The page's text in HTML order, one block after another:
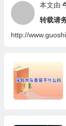
本文由
转载请
http://